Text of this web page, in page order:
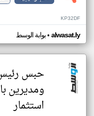
KP32DF
بوابة الوسط• alwasat.ly
حبس رئيس
ومديرين
استثمار